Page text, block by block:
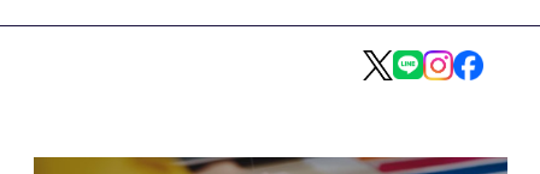
学びの環境